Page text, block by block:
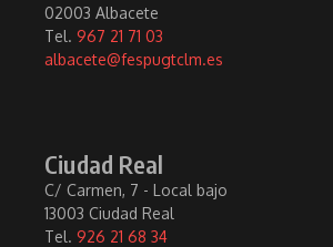
02003 Albacete
Tel. 967 21 71 03
albacete@fespugtclm.es
Ciudad Real
C/ Carmen, 7 - Local bajo
13003 Ciudad Real
Tel. 926 21 68 34